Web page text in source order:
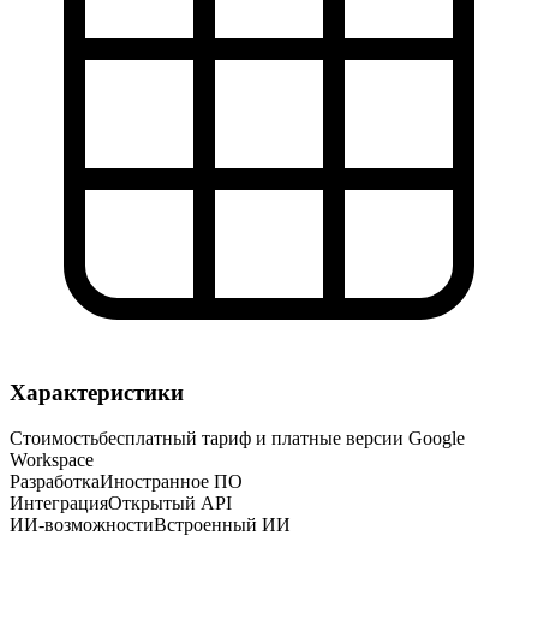
Характеристики
Стоимостьбесплатный тариф и платные версии Google
Workspace
РазработкаИностранное ПО
ИнтеграцияОткрытый API
ИИ-возможностиВстроенный ИИ